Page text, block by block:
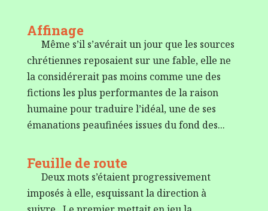
Affinage
Même s’il s’avérait un jour que les sources
chrétiennes reposaient sur une fable, elle ne
la considérerait pas moins comme une des
fictions les plus performantes de la raison
humaine pour traduire l’idéal, une de ses
émanations peaufinées issues du fond des...
Feuille de route
Deux mots s’étaient progressivement
imposés à elle, esquissant la direction à